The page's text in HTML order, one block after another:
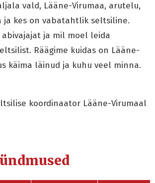
vald, Lääne-Virumaa, arutelu,
ja kes on vabatahtlik seltsiline.
abivajajat ja mil moel leida
Räägime kuidas on Lääne-
käima läinud ja kuhu veel minna.
koordinaator Lääne-Virumaal